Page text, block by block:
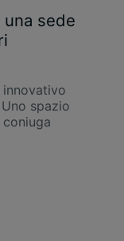
sede
spazio